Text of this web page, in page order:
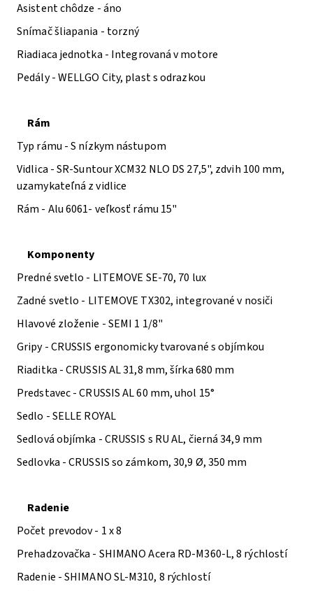
Asistent chôdze -áno
Snímač šliapania - torzný
Riadiaca jednotka - Integrovaná v motore
Pedály -WELLGO City, plast s odrazkou
Rám
Typ rámu -S nízkym nástupom
Vidlica -SR-Suntour XCM32 NLO DS 27,5", zdvih 100 mm,
uzamykateľná z vidlice
Rám - Alu 6061- veľkosť rámu 15"
Komponenty
Predné svetlo - LITEMOVE SE-70, 70 lux
Zadné svetlo - LITEMOVE TX302, integrované v nosiči
Hlavové zloženie -SEMI 1 1/8"
Gripy -CRUSSIS ergonomicky tvarované s objímkou
Riaditka -CRUSSIS AL 31,8 mm, šírka 680 mm
Predstavec -CRUSSIS AL 60 mm, uhol 15°
Sedlo -SELLE ROYAL
Sedlová objímka -CRUSSIS s RU AL, čierná 34,9 mm
Sedlovka -CRUSSIS so zámkom, 30,9 Ø, 350 mm
Radenie
Počet prevodov - 1 x 8
Prehadzovačka - SHIMANO Acera RD-M360-L, 8 rýchlostí
Radenie -SHIMANO SL-M310, 8 rýchlostí